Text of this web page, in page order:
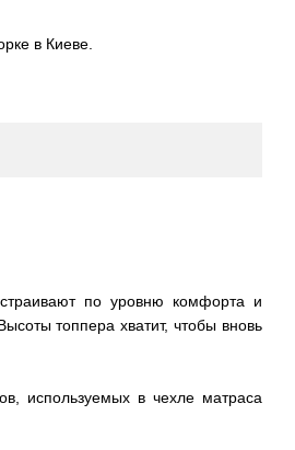
в Киеве.
по уровню комфорта и
топпера хватит, чтобы вновь
используемых в чехле матраса